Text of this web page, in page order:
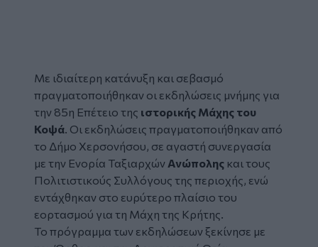
Με ιδιαίτερη κατάνυξη και σεβασμό
πραγματοποιήθηκαν οι εκδηλώσεις μνήμης για
την 85η Επέτειο της ιστορικής Μάχης του
Κοψά. Οι εκδηλώσεις πραγματοποιήθηκαν από
το Δήμο Χερσονήσου, σε αγαστή συνεργασία
με την Ενορία Ταξιαρχών Ανώπολης και τους
Πολιτιστικούς Συλλόγους της περιοχής, ενώ
εντάχθηκαν στο ευρύτερο πλαίσιο του
εορτασμού για τη Μάχη της Κρήτης.
Το πρόγραμμα των εκδηλώσεων ξεκίνησε με